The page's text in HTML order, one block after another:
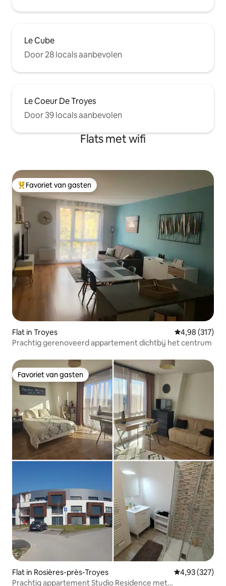
Le Cube
Door 28 locals aanbevolen
Le Coeur De Troyes
Door 39 locals aanbevolen
Flats met wifi
Topfavoriet van gasten
Favoriet van gasten
Flat in Troyes Gemiddelde
4,98 (317)
Prachtig gerenoveerd appartement dichtbij het centrum
Favoriet van gasten
Favoriet van gasten
Flat in Rosières-près-Troyes Gemiddelde
4,93 (327)
Prachtig appartement Studio Residence met